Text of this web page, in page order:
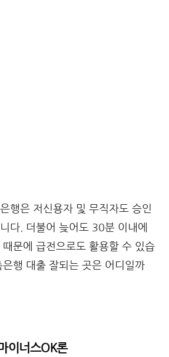
행은 저신용자 및 무직자도 승인
다. 더불어 늦어도 30분 이내에
문에 급전으로도 활용할 수 있습
행 대출 잘되는 곳은 어디일까
이너스OK론